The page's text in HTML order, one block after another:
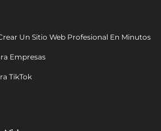
Un Sitio Web Profesional En Minutos
Empresas
TikTok